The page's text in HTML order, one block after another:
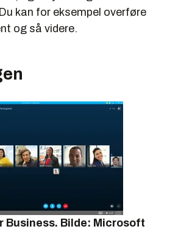
kan for eksempel overføre
og så videre.
Business. Bilde: Microsoft